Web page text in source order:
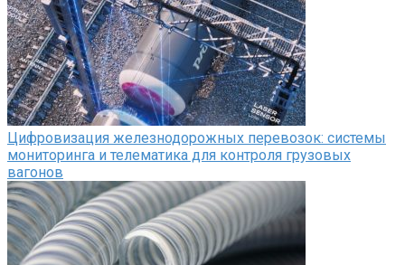
Цифровизация железнодорожных перевозок: системы
мониторинга и телематика для контроля грузовых
вагонов